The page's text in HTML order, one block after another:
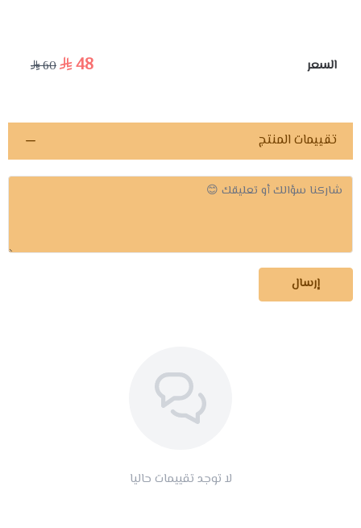
السعر 48
60
تقييمات المنتج
إرسال
لا توجد تقييمات حاليا